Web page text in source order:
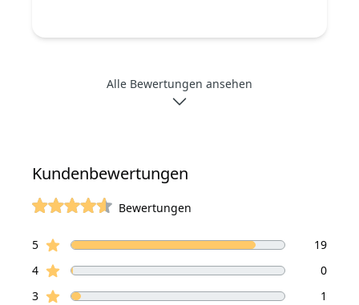
Alle Bewertungen ansehen
Kundenbewertungen
Bewertungen
Bewertungen
5Sterne Bewertungen
19
4Sterne Bewertungen
0
3Sterne Bewertungen
1